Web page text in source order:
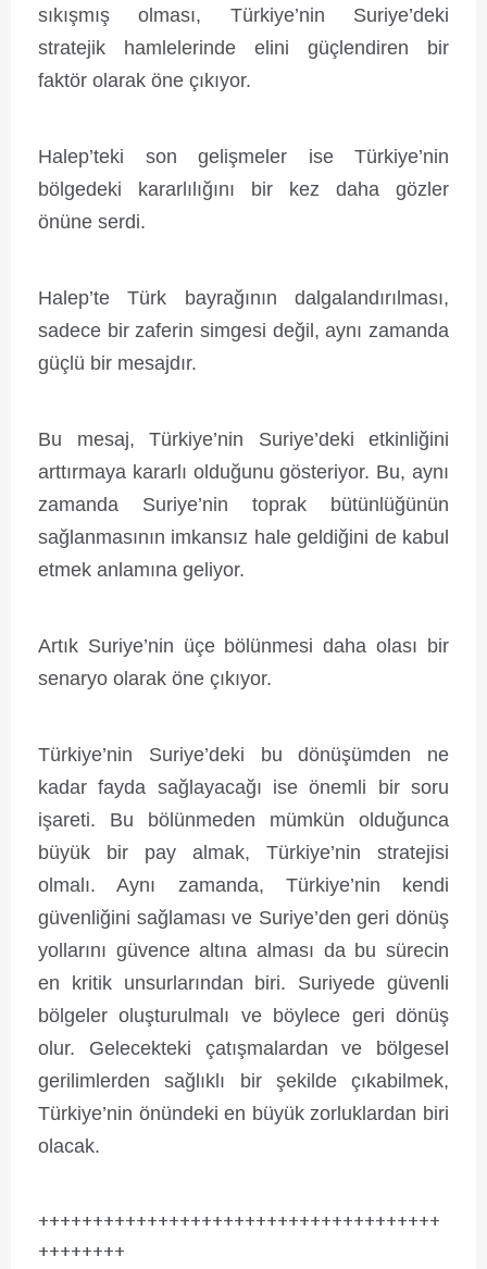
sıkışmış olması, Türkiye’nin Suriye’deki
stratejik hamlelerinde elini güçlendiren bir
faktör olarak öne çıkıyor.
Halep’teki son gelişmeler ise Türkiye’nin
bölgedeki kararlılığını bir kez daha gözler
önüne serdi.
Halep’te Türk bayrağının dalgalandırılması,
sadece bir zaferin simgesi değil, aynı zamanda
güçlü bir mesajdır.
Bu mesaj, Türkiye’nin Suriye’deki etkinliğini
arttırmaya kararlı olduğunu gösteriyor. Bu, aynı
zamanda Suriye’nin toprak bütünlüğünün
sağlanmasının imkansız hale geldiğini de kabul
etmek anlamına geliyor.
Artık Suriye’nin üçe bölünmesi daha olası bir
senaryo olarak öne çıkıyor.
Türkiye’nin Suriye’deki bu dönüşümden ne
kadar fayda sağlayacağı ise önemli bir soru
işareti. Bu bölünmeden mümkün olduğunca
büyük bir pay almak, Türkiye’nin stratejisi
olmalı. Aynı zamanda, Türkiye’nin kendi
güvenliğini sağlaması ve Suriye’den geri dönüş
yollarını güvence altına alması da bu sürecin
en kritik unsurlarından biri. Suriyede güvenli
bölgeler oluşturulmalı ve böylece geri dönüş
olur. Gelecekteki çatışmalardan ve bölgesel
gerilimlerden sağlıklı bir şekilde çıkabilmek,
Türkiye’nin önündeki en büyük zorluklardan biri
olacak.
+++++++++++++++++++++++++++++++++++++
++++++++